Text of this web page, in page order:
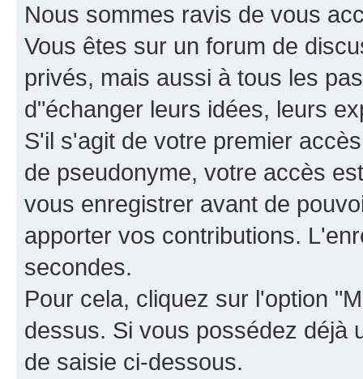
Nous sommes ravis de vous
Vous êtes sur un forum de
privés, mais aussi à tous les
d"échanger leurs idées, leurs
S'il s'agit de votre premier
de pseudonyme, votre accès
vous enregistrer avant de
apporter vos contributions.
secondes.
Pour cela, cliquez sur l'option
dessus. Si vous possédez déjà
de saisie ci-dessous.